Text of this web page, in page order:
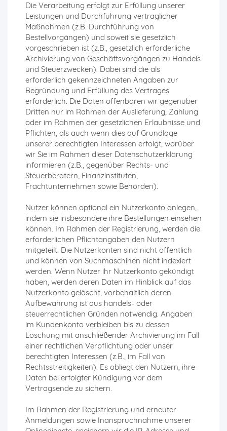
Die Verarbeitung erfolgt zur Erfüllung unserer
Leistungen und Durchführung vertraglicher
Maßnahmen (z.B. Durchführung von
Bestellvorgängen) und soweit sie gesetzlich
vorgeschrieben ist (z.B., gesetzlich erforderliche
Archivierung von Geschäftsvorgängen zu Handels
und Steuerzwecken). Dabei sind die als
erforderlich gekennzeichneten Angaben zur
Begründung und Erfüllung des Vertrages
erforderlich. Die Daten offenbaren wir gegenüber
Dritten nur im Rahmen der Auslieferung, Zahlung
oder im Rahmen der gesetzlichen Erlaubnisse und
Pflichten, als auch wenn dies auf Grundlage
unserer berechtigten Interessen erfolgt, worüber
wir Sie im Rahmen dieser Datenschutzerklärung
informieren (z.B., gegenüber Rechts- und
Steuerberatern, Finanzinstituten,
Frachtunternehmen sowie Behörden).
Nutzer können optional ein Nutzerkonto anlegen,
indem sie insbesondere ihre Bestellungen einsehen
können. Im Rahmen der Registrierung, werden die
erforderlichen Pflichtangaben den Nutzern
mitgeteilt. Die Nutzerkonten sind nicht öffentlich
und können von Suchmaschinen nicht indexiert
werden. Wenn Nutzer ihr Nutzerkonto gekündigt
haben, werden deren Daten im Hinblick auf das
Nutzerkonto gelöscht, vorbehaltlich deren
Aufbewahrung ist aus handels- oder
steuerrechtlichen Gründen notwendig. Angaben
im Kundenkonto verbleiben bis zu dessen
Löschung mit anschließender Archivierung im Fall
einer rechtlichen Verpflichtung oder unser
berechtigten Interessen (z.B., im Fall von
Rechtsstreitigkeiten). Es obliegt den Nutzern, ihre
Daten bei erfolgter Kündigung vor dem
Vertragsende zu sichern.
Im Rahmen der Registrierung und erneuter
Anmeldungen sowie Inanspruchnahme unserer